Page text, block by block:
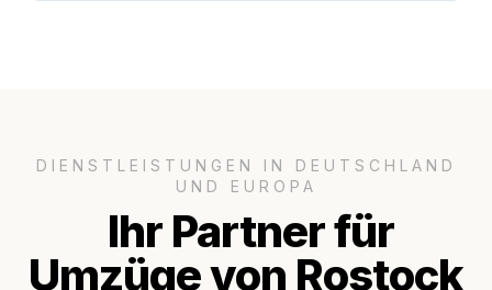
DIENSTLEISTUNGEN IN DEUTSCHLAND
UND EUROPA
Ihr Partner für
Umzüge von Rostock